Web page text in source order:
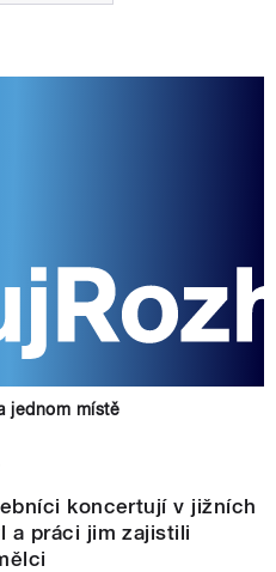
jednom místě
koncertují v jižních
a práci jim zajistili